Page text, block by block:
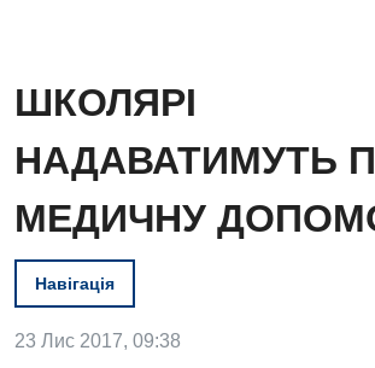
Вакансії
Заходи БПР
Діагностика
ШКОЛЯРІ
НАДАВАТИМУТЬ
МЕДИЧНУ
Навігація
23 Лис 2017, 09:38